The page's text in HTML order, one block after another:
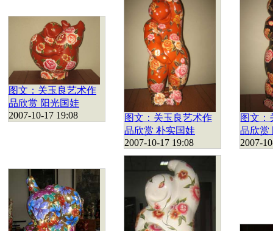
图文：关玉良艺术作
品欣赏 阳光国娃
2007-10-17 19:08
图文：关玉良艺术作
品欣赏 朴实国娃
2007-10-17 19:08
图文：
品欣赏
2007-